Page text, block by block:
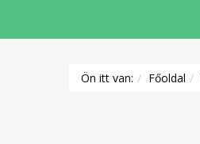
Ön itt van: Főoldal